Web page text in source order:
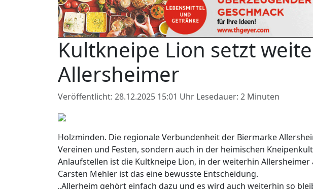
Kultkneipe Lion setzt
Allersheimer
Veröffentlicht: 28.12.2025 15:01 Uhr Lesedauer: 2 Minuten
Holzminden. Die regionale Verbundenheit der Biermarke
Vereinen und Festen, sondern auch in der heimischen
Anlaufstellen ist die Kultkneipe Lion, in der weiterhin
Carsten Mehler ist das eine bewusste Entscheidung.
„Allerheim gehört einfach dazu und es wird auch weiterhin so